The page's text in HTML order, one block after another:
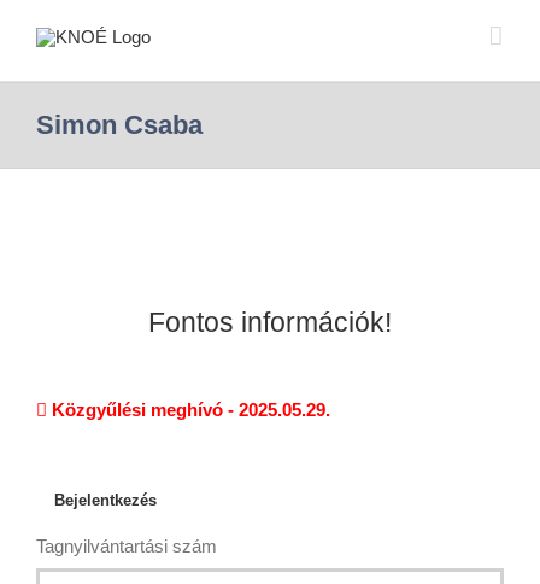
Simon Csaba
Fontos információk!
Közgyűlési meghívó - 2025.05.29.
Bejelentkezés
Tagnyilvántartási szám